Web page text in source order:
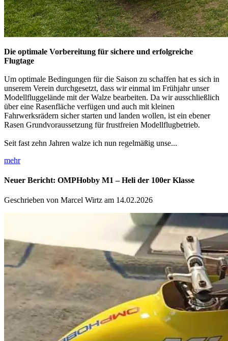
Die optimale Vorbereitung für sichere und erfolgreiche
Flugtage
Um optimale Bedingungen für die Saison zu schaffen hat es sich in
unserem Verein durchgesetzt, dass wir einmal im Frühjahr unser
Modellfluggelände mit der Walze bearbeiten. Da wir ausschließlich
über eine Rasenfläche verfügen und auch mit kleinen
Fahrwerksrädern sicher starten und landen wollen, ist ein ebener
Rasen Grundvoraussetzung für frustfreien Modellflugbetrieb.
Seit fast zehn Jahren walze ich nun regelmäßig unse...
mehr
Neuer Bericht: OMPHobby M1 – Heli der 100er Klasse
Geschrieben von Marcel Wirtz am 14.02.2026